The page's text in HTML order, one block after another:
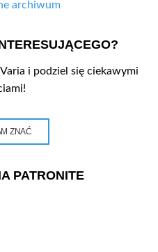
archiwum
i podziel się ciekawymi
ZNAĆ
PATRONITE